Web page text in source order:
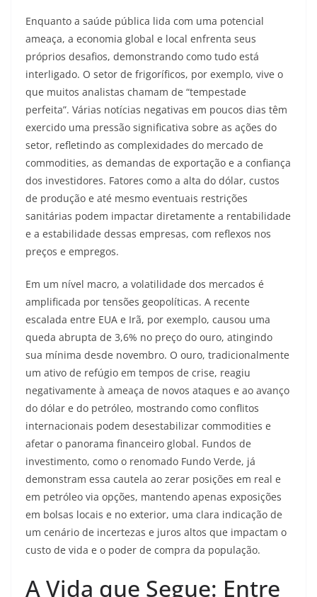
Enquanto a saúde pública lida com uma potencial
ameaça, a economia global e local enfrenta seus
próprios desafios, demonstrando como tudo está
interligado. O setor de frigoríficos, por exemplo, vive o
que muitos analistas chamam de “tempestade
perfeita”. Várias notícias negativas em poucos dias têm
exercido uma pressão significativa sobre as ações do
setor, refletindo as complexidades do mercado de
commodities, as demandas de exportação e a confiança
dos investidores. Fatores como a alta do dólar, custos
de produção e até mesmo eventuais restrições
sanitárias podem impactar diretamente a rentabilidade
e a estabilidade dessas empresas, com reflexos nos
preços e empregos.
Em um nível macro, a volatilidade dos mercados é
amplificada por tensões geopolíticas. A recente
escalada entre EUA e Irã, por exemplo, causou uma
queda abrupta de 3,6% no preço do ouro, atingindo
sua mínima desde novembro. O ouro, tradicionalmente
um ativo de refúgio em tempos de crise, reagiu
negativamente à ameaça de novos ataques e ao avanço
do dólar e do petróleo, mostrando como conflitos
internacionais podem desestabilizar commodities e
afetar o panorama financeiro global. Fundos de
investimento, como o renomado Fundo Verde, já
demonstram essa cautela ao zerar posições em real e
em petróleo via opções, mantendo apenas exposições
em bolsas locais e no exterior, uma clara indicação de
um cenário de incertezas e juros altos que impactam o
custo de vida e o poder de compra da população.
A Vida que Segue: Entre